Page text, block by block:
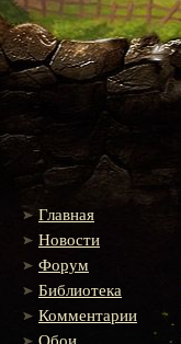
Главная
Новости
Форум
Библиотека
Комментарии